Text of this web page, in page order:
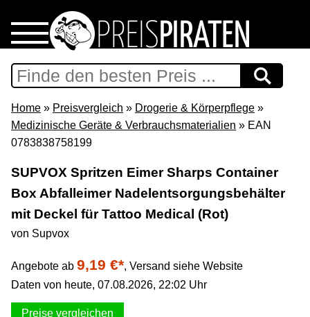
Home
Download
Preispiraten auf Facebook
Support & Newsletter
Presse
Datenschutz
Impressum
Home » Preisvergleich » Drogerie & Körperpflege »
Medizinische Geräte & Verbrauchsmaterialien » EAN
0783838758199
SUPVOX Spritzen Eimer Sharps Container
Box Abfalleimer Nadelentsorgungsbehälter
mit Deckel für Tattoo Medical (Rot)
von Supvox
Angebote ab 9,19 €*, Versand siehe Website
Daten von heute, 07.08.2026, 22:02 Uhr
Preise vergleichen